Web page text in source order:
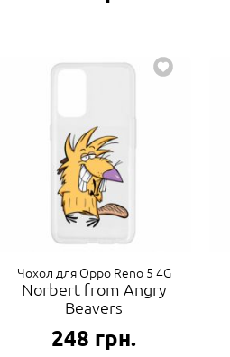
Чохол для Oppo Reno 5 4G
Norbert from Angry
Beavers
248 грн.